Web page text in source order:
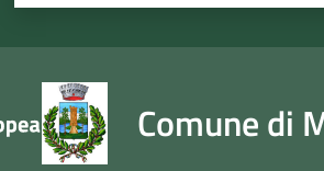
Comune di